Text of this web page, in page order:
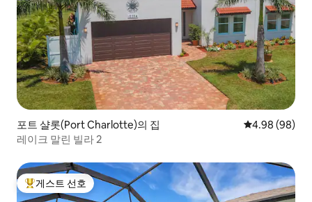
포트 샬롯(Port Charlotte)의 집 평점 4.98점(5
4.98 (98)
레이크 말린 빌라 2
상위 게스트 선호
게스트 선호